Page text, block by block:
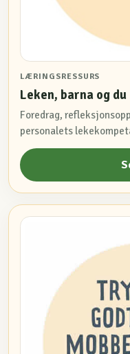
LÆRINGSRESSURS
Leken, barna og du
Foredrag,
personalets